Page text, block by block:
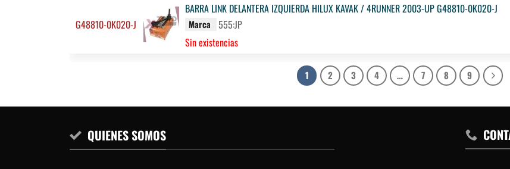
G48810-0K020-J
BARRA LINK DELANTERA IZQUIERDA HILUX KAVAK / 4RUNNER 2003-UP G48810-0K020-J
Marca
555:JP
Sin existencias
1 2 3 4 … 7 8 9
QUIENES SOMOS